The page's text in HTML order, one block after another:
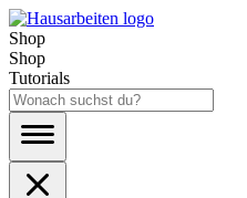
Shop
Shop
Tutorials